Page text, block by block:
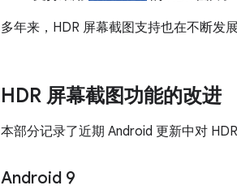
多年来，HDR 屏幕截图支持也在不断发
HDR 屏幕截图功能的改进
本部分记录了近期 Android 更新中对
Android 9